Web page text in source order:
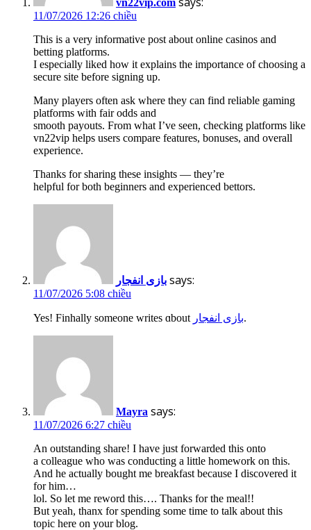
11/07/2026 12:26 chiều
This is a very informative post about online casinos and
betting platforms.
I especially liked how it explains the importance of choosing a
secure site before signing up.
Many players often ask where they can find reliable gaming
platforms with fair odds and
smooth payouts. From what I’ve seen, checking platforms like
vn22vip helps users compare features, bonuses, and overall
experience.
Thanks for sharing these insights — they’re
helpful for both beginners and experienced bettors.
بازی انفجار says:
11/07/2026 5:08 chiều
Yes! Finhally someone writes ɑbout بازی انفجار.
Mayra says:
11/07/2026 6:27 chiều
An outstanding share! I have just forwarded this onto
a colleague who was conducting a little homework on this.
And he actually bought me breakfast because I discovered it
for him…
lol. So let me reword this…. Thanks for the meal!!
But yeah, thanx for spending some time to talk about this
topic here on your blog.